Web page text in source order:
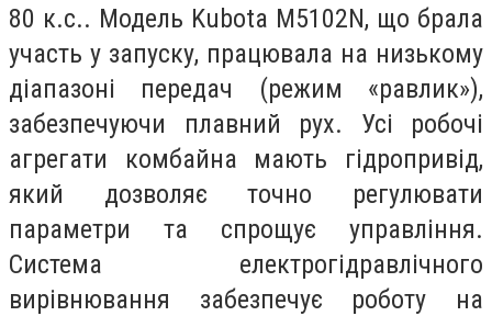
80 к.с.. Модель Kubota M5102N, що брала
участь у запуску, працювала на низькому
діапазоні передач (режим «равлик»),
забезпечуючи плавний рух. Усі робочі
агрегати комбайна мають гідропривід,
який дозволяє точно регулювати
параметри та спрощує управління.
Система електрогідравлічного
вирівнювання забезпечує роботу на